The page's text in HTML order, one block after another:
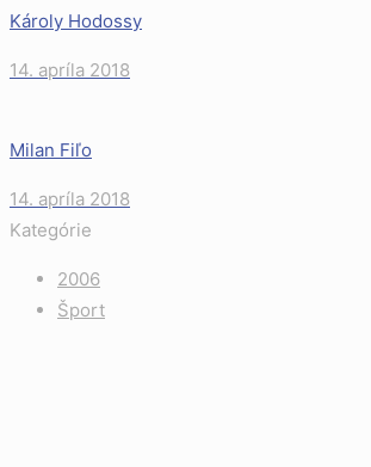
Károly Hodossy
14. apríla 2018
Milan Fiľo
14. apríla 2018
Kategórie
2006
Šport